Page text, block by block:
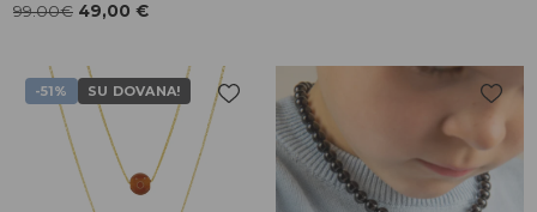
Įvertinimas:
99.00€ 49,00 €
-51% SU DOVANA!
Pridėti į
patikusios
prekės
Pridėti į
patikusios
prekės